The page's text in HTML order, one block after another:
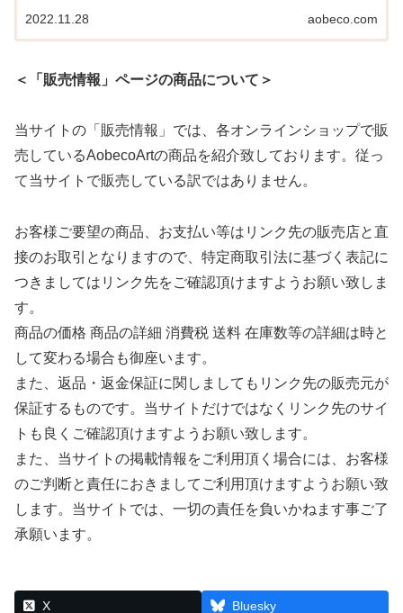
aobeco.com
2022.11.28
＜「販売情報」ページの商品について＞
当サイトの「販売情報」では、各オンラインショップで販
売しているAobecoArtの商品を紹介致しております。従っ
て当サイトで販売している訳ではありません。
お客様ご要望の商品、お支払い等はリンク先の販売店と直
接のお取引となりますので、特定商取引法に基づく表記に
つきましてはリンク先をご確認頂けますようお願い致しま
す。
商品の価格 商品の詳細 消費税 送料 在庫数等の詳細は時と
して変わる場合も御座います。
また、返品・返金保証に関しましてもリンク先の販売元が
保証するものです。当サイトだけではなくリンク先のサイ
トも良くご確認頂けますようお願い致します。
また、当サイトの掲載情報をご利用頂く場合には、お客様
のご判断と責任におきましてご利用頂けますようお願い致
します。当サイトでは、一切の責任を負いかねます事ご了
承願います。
X Bluesky